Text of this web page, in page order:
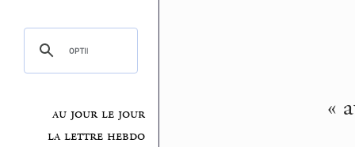
au jour le jour
la lettre hebdo
«